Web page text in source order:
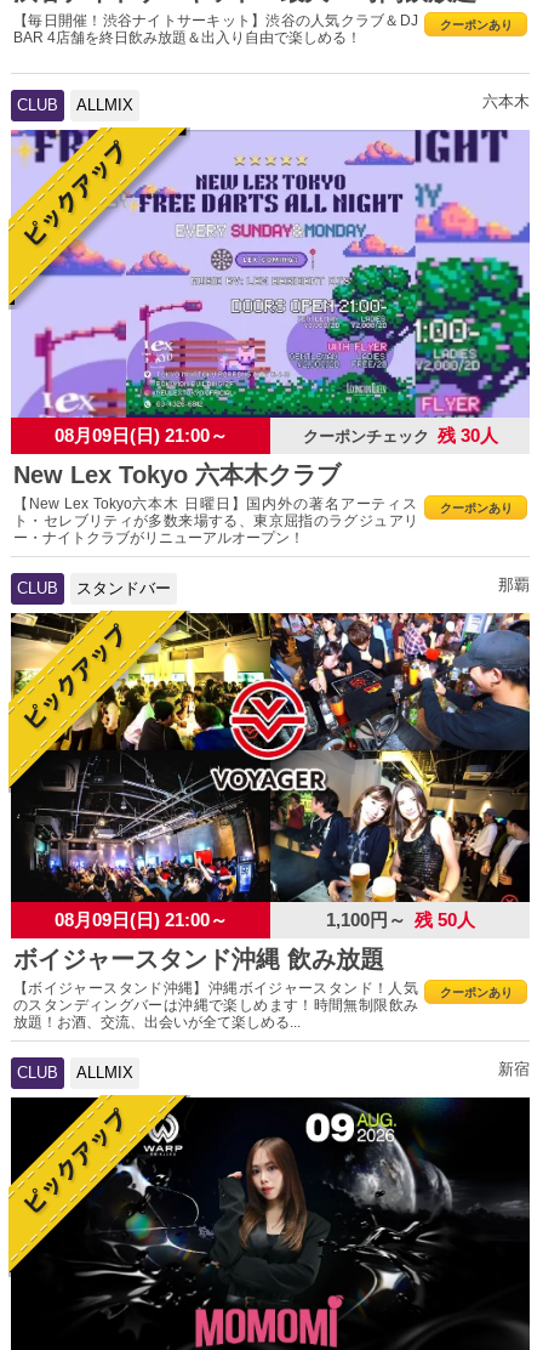
クーポンあり
【毎日開催！渋谷ナイトサーキット】渋谷の人気クラブ＆DJ
BAR 4店舗を終日飲み放題＆出入り自由で楽しめる！
CLUB ALLMIX 六本木
08月09日(日) 21:00～ クーポンチェック 残 30人
New Lex Tokyo 六本木クラブ
クーポンあり
【New Lex Tokyo六本木 日曜日】国内外の著名アーティス
ト・セレブリティが多数来場する、東京屈指のラグジュアリ
ー・ナイトクラブがリニューアルオープン！
CLUB スタンドバー 那覇
08月09日(日) 21:00～ 1,100円～ 残 50人
ボイジャースタンド沖縄 飲み放題
クーポンあり
【ボイジャースタンド沖縄】沖縄ボイジャースタンド！人気
のスタンディングバーは沖縄で楽しめます！時間無制限飲み
放題！お酒、交流、出会いが全て楽しめる...
CLUB ALLMIX 新宿